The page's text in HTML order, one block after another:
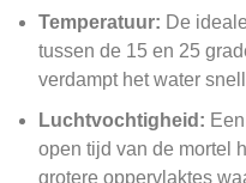
Temperatuur: De
tussen de 15 en 25
verdampt het water
Luchtvochtigheid:
open tijd van de mortel
grotere oppervlaktes